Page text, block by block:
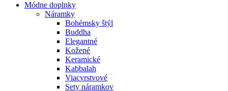
Módne doplnky
Náramky
Bohémsky štýl
Buddha
Elegantné
Kožené
Keramické
Kabbalah
Viacvrstvové
Sety náramkov